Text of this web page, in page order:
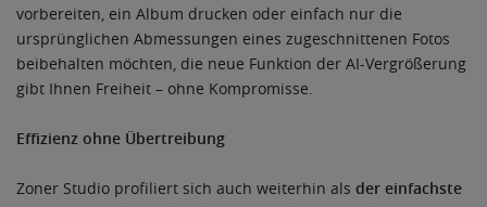
vorbereiten, ein Album drucken oder einfach nur die
ursprünglichen Abmessungen eines zugeschnittenen Fotos
beibehalten möchten, die neue Funktion der AI-Vergrößerung
gibt Ihnen Freiheit – ohne Kompromisse.
Effizienz ohne Übertreibung
Zoner Studio profiliert sich auch weiterhin als der einfachste